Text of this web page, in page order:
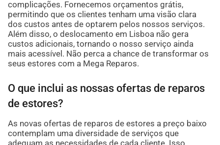
complicações. Fornecemos orçamentos grátis,
permitindo que os clientes tenham uma visão clara
dos custos antes de optarem pelos nossos serviços.
Além disso, o deslocamento em Lisboa não gera
custos adicionais, tornando o nosso serviço ainda
mais acessível. Não perca a chance de transformar os
seus estores com a Mega Reparos.
O que inclui as nossas ofertas de reparos
de estores?
As novas ofertas de reparos de estores a preço baixo
contemplam uma diversidade de serviços que